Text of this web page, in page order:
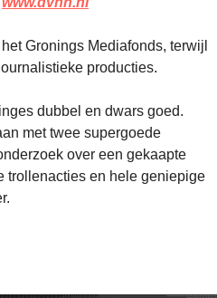
Gronings Mediafonds, terwijl
producties.
dubbel en dwars goed.
met twee supergoede
over een gekaapte
trollenacties en hele geniepige